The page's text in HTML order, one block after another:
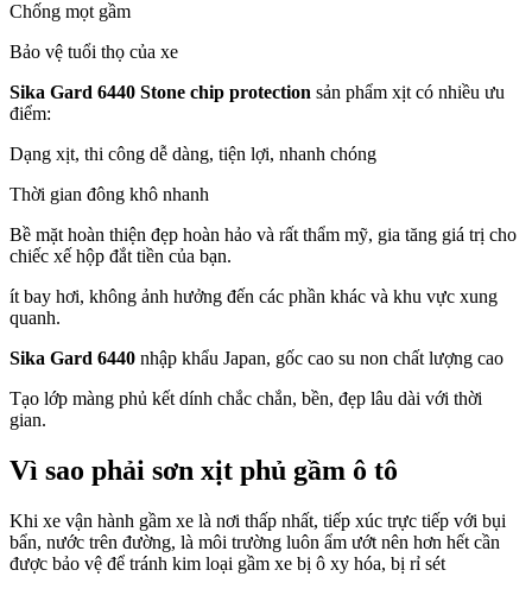
Chống mọt gầm
Bảo vệ tuổi thọ của xe
Sika Gard 6440 Stone chip protection sản phẩm xịt có nhiều ưu
điểm:
Dạng xịt, thi công dễ dàng, tiện lợi, nhanh chóng
Thời gian đông khô nhanh
Bề mặt hoàn thiện đẹp hoàn hảo và rất thẩm mỹ, gia tăng giá trị cho
chiếc xế hộp đắt tiền của bạn.
ít bay hơi, không ảnh hưởng đến các phần khác và khu vực xung
quanh.
Sika Gard 6440 nhập khẩu Japan, gốc cao su non chất lượng cao
Tạo lớp màng phủ kết dính chắc chắn, bền, đẹp lâu dài với thời
gian.
Vì sao phải sơn xịt phủ gầm ô tô
Khi xe vận hành gầm xe là nơi thấp nhất, tiếp xúc trực tiếp với bụi
bẩn, nước trên đường, là môi trường luôn ẩm ướt nên hơn hết cần
được bảo vệ để tránh kim loại gầm xe bị ô xy hóa, bị rỉ sét